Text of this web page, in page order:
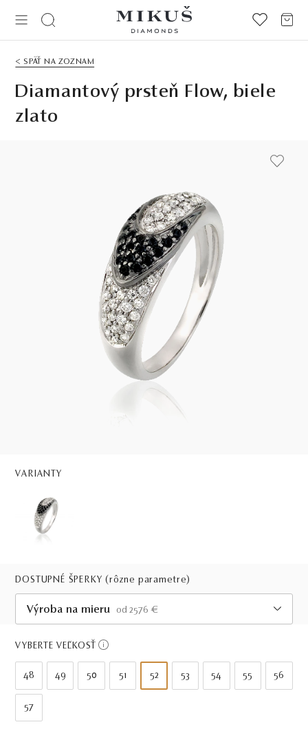
< SPÄŤ NA ZOZNAM
Diamantový prsteň Flow, biele
zlato
VARIANTY
DOSTUPNÉ ŠPERKY(rôzne parametre)
Výroba na mieru
od 2576 €
Viac ako 30 dní
VYBERTE VEĽKOSŤ
48 49 50 51 52 53 54 55 56
57